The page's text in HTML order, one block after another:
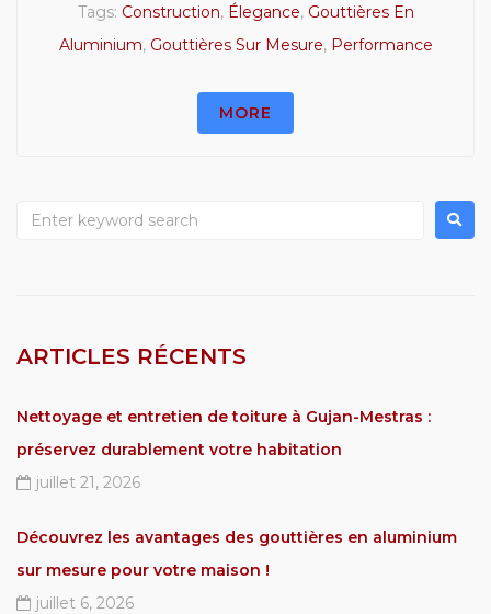
Tags: Construction, Élegance, Gouttières En
Aluminium, Gouttières Sur Mesure, Performance
MORE
ARTICLES RÉCENTS
Nettoyage et entretien de toiture à Gujan-Mestras :
préservez durablement votre habitation
juillet 21, 2026
Découvrez les avantages des gouttières en aluminium
sur mesure pour votre maison !
juillet 6, 2026